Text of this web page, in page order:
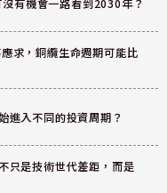
有機會一路看到2030年？
求，銅纜生命週期可能比
進入不同的投資周期？
只是技術世代差距，而是